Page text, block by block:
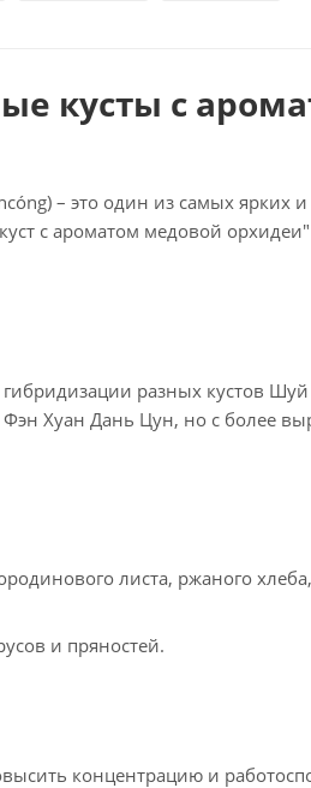
кусты с
– это один из самых ярких
с ароматом медовой
разных кустов
Фэн Хуан Дань Цун, но с более
листа, ржаного
и пряностей.
концентрацию и